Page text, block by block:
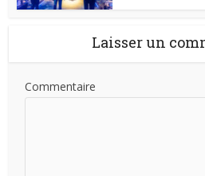
Laisser un
Commentaire